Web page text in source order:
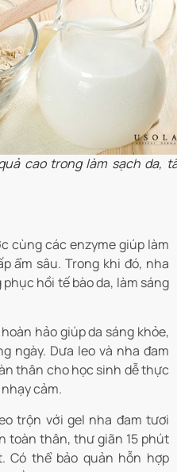
cao trong làm sạch da,
cùng các enzyme giúp làm
ẩm sâu. Trong khi đó, nha
hồi tế bào da, làm sáng
hảo giúp da sáng khỏe,
ngày. Dưa leo và nha đam
thân cho học sinh dễ thực
cảm.
trộn với gel nha đam tươi
toàn thân, thư giãn 15 phút
Có thể bảo quản hỗn hợp